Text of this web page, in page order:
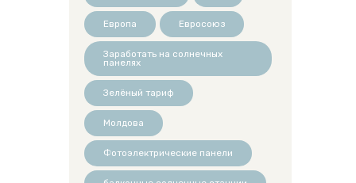
Европа Евросоюз
Заработать на солнечных
панелях
Зелёный тариф
Молдова
Фотоэлектрические панели